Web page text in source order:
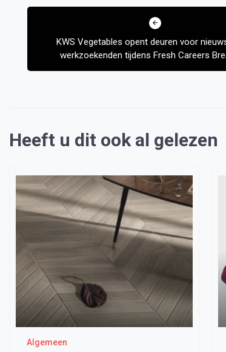
Bericht
KWS Vegetables opent deuren voor
werkzoekenden tijdens Fresh Careers
Heeft u dit ook al gelezen
Algemeen